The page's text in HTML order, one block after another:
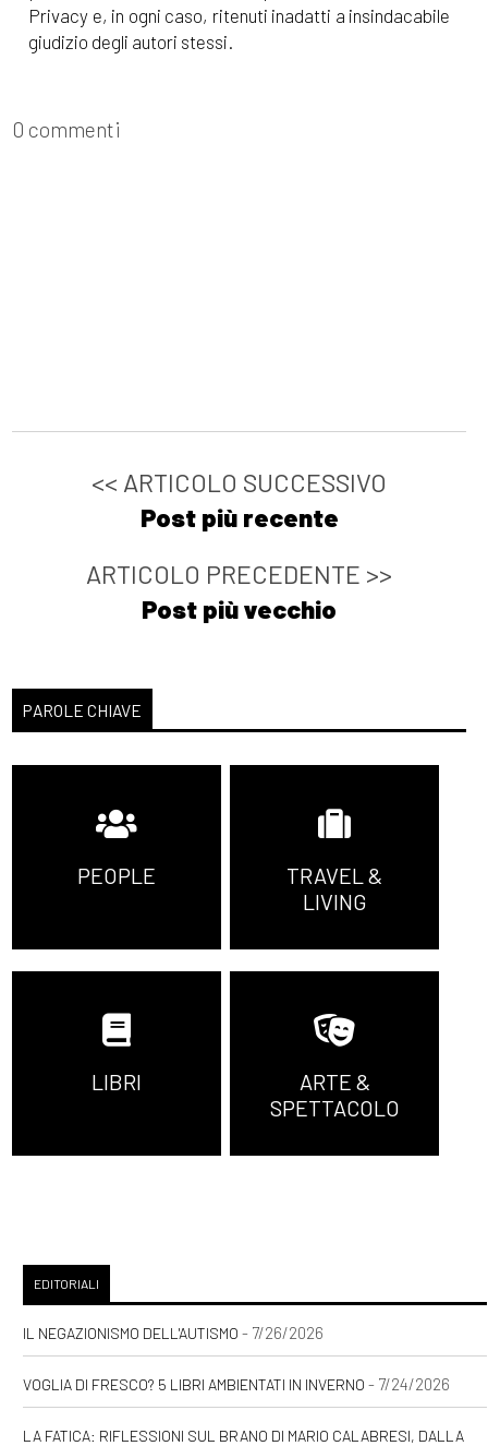
Privacy e, in ogni caso, ritenuti inadatti a insindacabile
giudizio degli autori stessi.
0 commenti
<< ARTICOLO SUCCESSIVO
Post più recente
ARTICOLO PRECEDENTE >>
Post più vecchio
PAROLE CHIAVE
PEOPLE
TRAVEL &
LIVING
LIBRI
ARTE &
SPETTACOLO
EDITORIALI
IL NEGAZIONISMO DELL'AUTISMO - 7/26/2026
VOGLIA DI FRESCO? 5 LIBRI AMBIENTATI IN INVERNO - 7/24/2026
LA FATICA: RIFLESSIONI SUL BRANO DI MARIO CALABRESI, DALLA